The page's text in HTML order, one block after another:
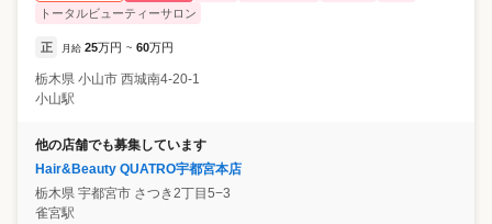
トータルビューティーサロン
正 月給 25万円 ~ 60万円
栃木県 小山市 西城南4-20-1
小山駅
他の店舗でも募集しています
Hair&Beauty QUATRO宇都宮本店
栃木県 宇都宮市 さつき2丁目5−3
雀宮駅